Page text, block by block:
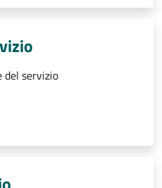
del servizio